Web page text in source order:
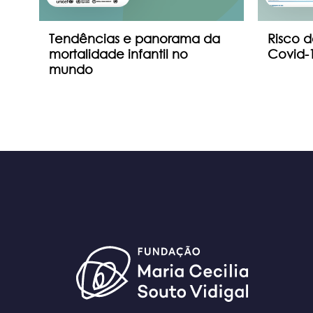
Tendências e panorama da
mortalidade infantil no
mundo
Risco
Covid-